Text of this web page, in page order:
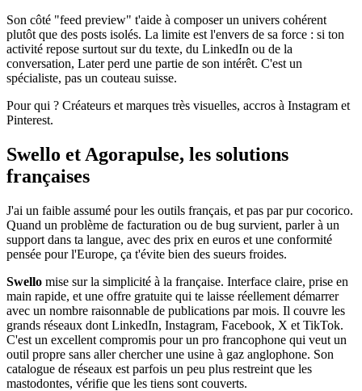
Son côté "feed preview" t'aide à composer un univers cohérent
plutôt que des posts isolés. La limite est l'envers de sa force : si ton
activité repose surtout sur du texte, du LinkedIn ou de la
conversation, Later perd une partie de son intérêt. C'est un
spécialiste, pas un couteau suisse.
Pour qui ? Créateurs et marques très visuelles, accros à Instagram et
Pinterest.
Swello et Agorapulse, les solutions
françaises
J'ai un faible assumé pour les outils français, et pas par pur cocorico.
Quand un problème de facturation ou de bug survient, parler à un
support dans ta langue, avec des prix en euros et une conformité
pensée pour l'Europe, ça t'évite bien des sueurs froides.
Swello mise sur la simplicité à la française. Interface claire, prise en
main rapide, et une offre gratuite qui te laisse réellement démarrer
avec un nombre raisonnable de publications par mois. Il couvre les
grands réseaux dont LinkedIn, Instagram, Facebook, X et TikTok.
C'est un excellent compromis pour un pro francophone qui veut un
outil propre sans aller chercher une usine à gaz anglophone. Son
catalogue de réseaux est parfois un peu plus restreint que les
mastodontes, vérifie que les tiens sont couverts.